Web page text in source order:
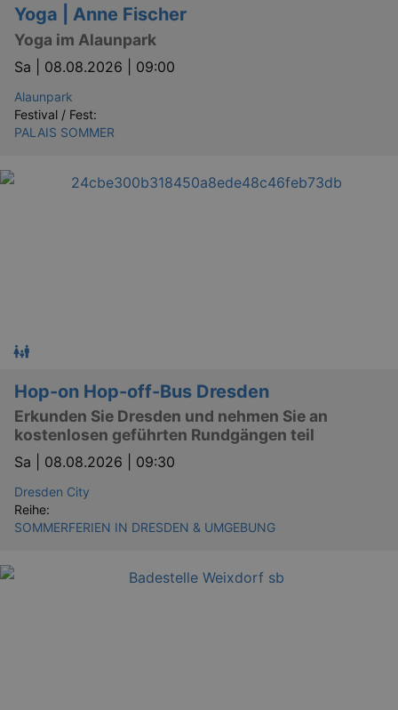
Yoga | Anne Fischer
Yoga im Alaunpark
Sa | 08.08.2026 | 09:00
Alaunpark
Festival / Fest:
PALAIS SOMMER
Hop-on Hop-off-Bus Dresden
Erkunden Sie Dresden und nehmen Sie an
kostenlosen geführten Rundgängen teil
Sa | 08.08.2026 | 09:30
Dresden City
Reihe:
SOMMERFERIEN IN DRESDEN & UMGEBUNG